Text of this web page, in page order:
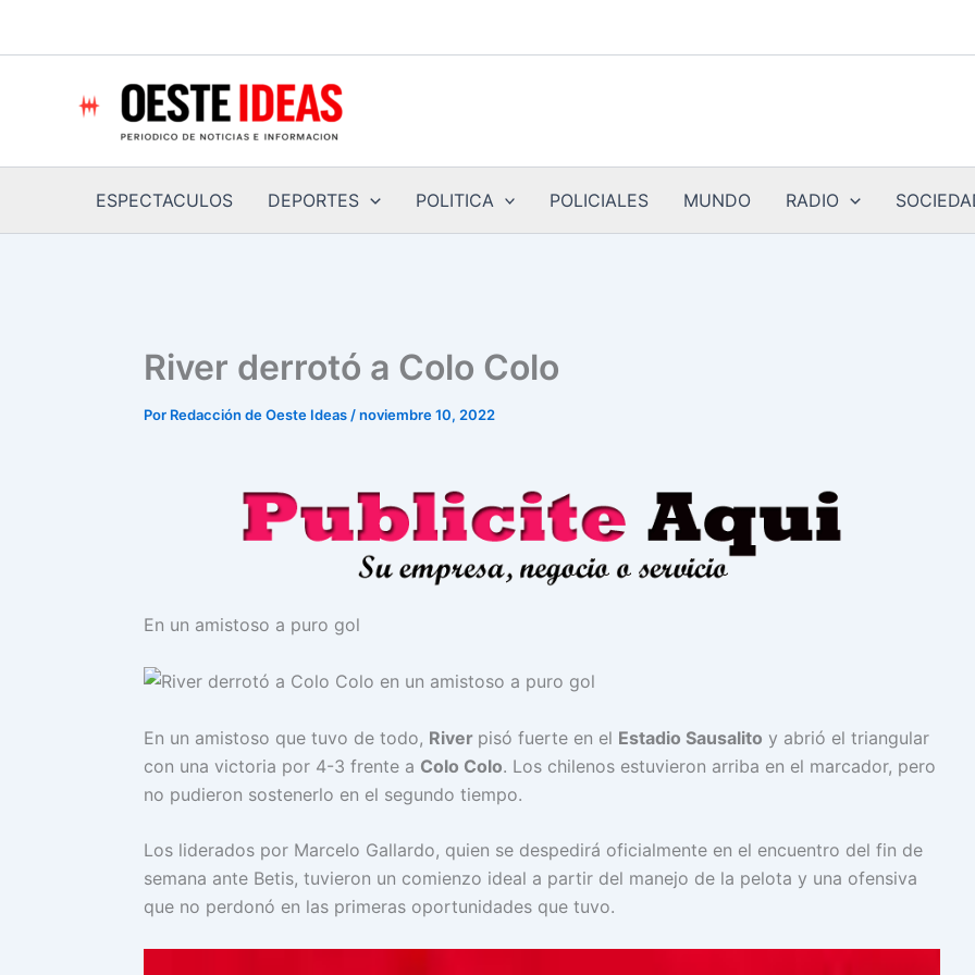
ESPECTACULOS DEPORTES POLITICA POLICIALES MUNDO RADIO
River derrotó a Colo Colo
Por Redacción de Oeste Ideas /noviembre 10, 2022
En un amistoso a puro gol
En un amistoso que tuvo de todo, River pisó fuerte en el Estadio Sausalito y abrió el triangular
con una victoria por 4-3 frente a Colo Colo. Los chilenos estuvieron arriba en el marcador, pero
no pudieron sostenerlo en el segundo tiempo.
Los liderados por Marcelo Gallardo, quien se despedirá oficialmente en el encuentro del fin de
semana ante Betis, tuvieron un comienzo ideal a partir del manejo de la pelota y una ofensiva
que no perdonó en las primeras oportunidades que tuvo.